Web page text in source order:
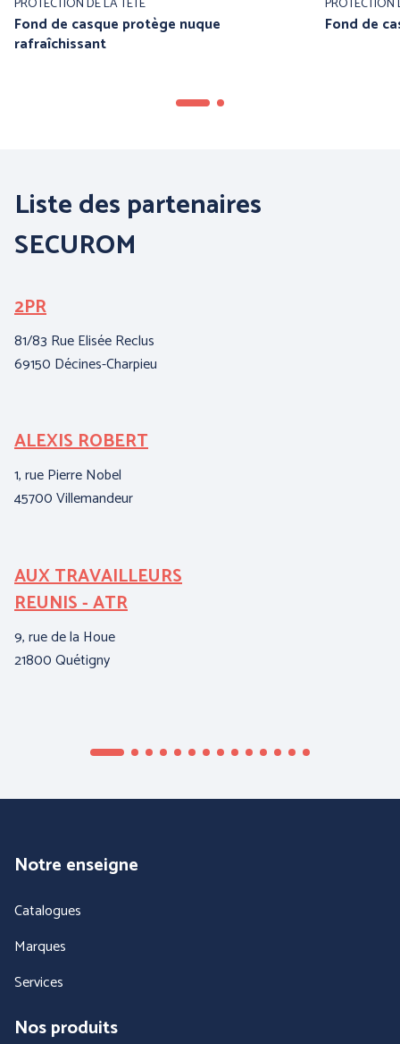
PANTHER (ABOUTBLU)
Fond de casque protège nuque
rafraîchissant
Fond de
Liste des partenaires
SECUROM
2PR
81/83 Rue Elisée Reclus
69150 Décines-Charpieu
ALEXIS ROBERT
1, rue Pierre Nobel
45700 Villemandeur
AUX TRAVAILLEURS
REUNIS - ATR
9, rue de la Houe
21800 Quétigny
Notre enseigne
Catalogues
Marques
Services
Nos produits